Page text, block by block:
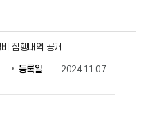
집행내역 공개
등록일 2024.11.07